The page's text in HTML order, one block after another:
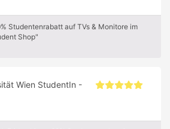
Studentenrabatt auf TVs & Monitore im
Shop"
Wien StudentIn -